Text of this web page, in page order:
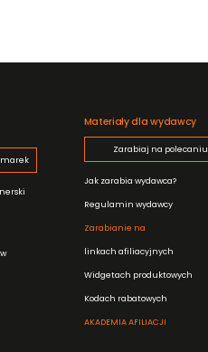
Materiały dla wydawcy
Zarabiaj na polecaniu
Jak zarabia wydawca?
Regulamin wydawcy
Zarabianie na
linkach afiliacyjnych
Widgetach produktowych
Kodach rabatowych
AKADEMIA AFILIACJI